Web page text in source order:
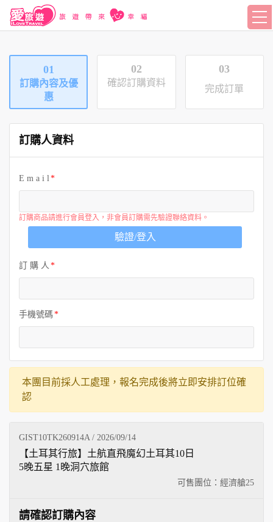
01
訂購內容及優
惠
02
確認訂購資料
03
完成訂單
訂購人資料
E m a i l
訂購商品請進行會員登入，非會員訂購需先驗證聯絡資料。
驗證/登入
訂 購 人
手機號碼
本團目前採人工處理，報名完成後將立即安排訂位確
認
GIST10TK260914A / 2026/09/14
可售團位：經濟艙25
【土耳其行旅】土航直飛魔幻土耳其10日
5晚五星 1晚洞穴旅館
請確認訂購內容